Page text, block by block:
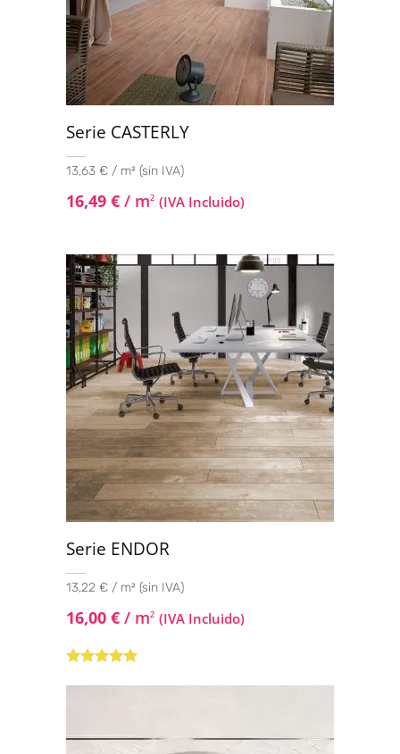
Serie CASTERLY
13,63 € / m² (sin IVA)
16,49 € / m2 (IVA Incluido)
Serie ENDOR
13,22 € / m² (sin IVA)
16,00 € / m2 (IVA Incluido)
5.00de 5